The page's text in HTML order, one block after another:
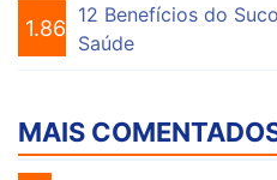
1.860
12 Benefícios do
Saúde
MAIS